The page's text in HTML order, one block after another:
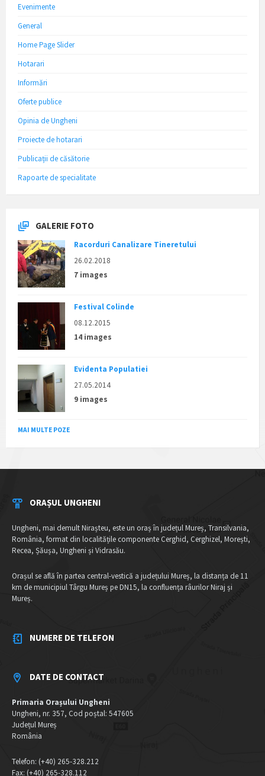
Evenimente
General
Home Page Slider
Hotarari
Informări
Oferte publice
Opinia de Ungheni
Proiecte de hotarari
Publicații de căsătorie
Rapoarte de specialitate
GALERIE FOTO
Racorduri Canalizare Tineretului
26.02.2018
7 images
Festival Colinde
08.12.2015
14 images
Evidenta Populatiei
27.05.2014
9 images
MAI MULTE POZE
ORAȘUL UNGHENI
Ungheni, mai demult Nirașteu, este un oraș în județul Mureș, Transilvania,
România, format din localitățile componente Cerghid, Cerghizel, Morești,
Recea, Șăușa, Ungheni și Vidrasău.
Orașul se află în partea central-vestică a județului Mureș, la distanța de 11
km de municipiul Târgu Mureș pe DN15, la confluența râurilor Niraj și
Mureș.
NUMERE DE TELEFON
DATE DE CONTACT
Primaria Orașului Ungheni
Ungheni, nr. 357, Cod poștal: 547605
Județul Mureș
România
Telefon: (+40) 265-328.212
Fax: (+40) 265-328.112